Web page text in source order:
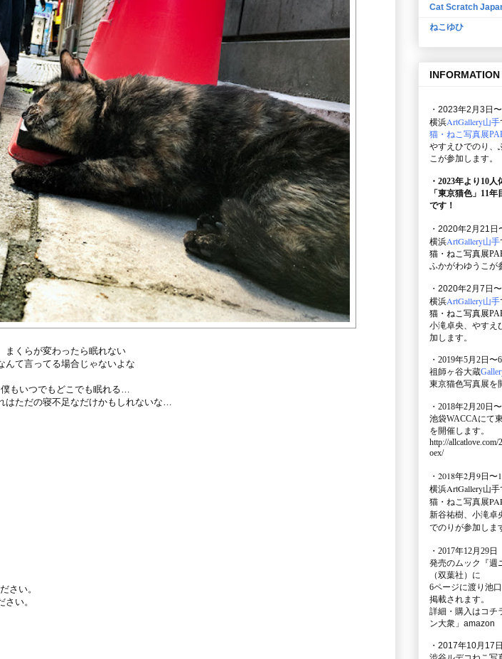
まくらが変わったら眠れない
んて言ってる場合じゃないよな
僕もいつでもどこでも眠れる…
はただの寝不足なだけかもしれないな…
さい。
い。
Cat Scratch
ねこゆひ
INFORMATION
・2023年2月3日
横浜ArtGallery山手
猫・ねこ写真展
やすえひでのり、
こが参加します。
・2023年より10
「東京猫色」 11年
です！
・2020年2月21日
横浜ArtGallery山手
猫・ねこ写真展
ふかがわゆうこが
・2020年2月7日
横浜ArtGallery山手
猫・ねこ写真展
小滝卓央、やすえ
加します。
・2019年5月2日〜
祖師ヶ谷大蔵
東京猫色写真展を
・2018年2月20日
池袋WACCAにて
を開催します。
http://allcatlove.com/
oex/
・2018年2月9日〜
横浜ArtGallery山手
猫・ねこ写真展
新谷祐樹、小滝卓
でのりが参加しま
・ 2017年12月29日
発売のムック
『
（双葉社）に
6ページに渡り 池
掲載されます。
詳細・購入はコ
ン大衆」amazon
・2017年10月17